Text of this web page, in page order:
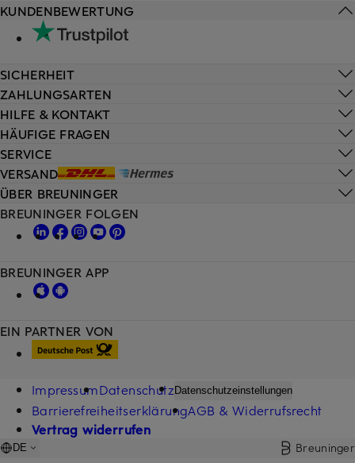
HILFE & KONTAKT
HÄUFIGE FRAGEN
SERVICE
VERSAND
KUNDENBEWERTUNG
SICHERHEIT
ZAHLUNGSARTEN
ÜBER BREUNINGER
EIN PARTNER VON
BREUNINGER FOLGEN
BREUNINGER APP
ImpressumDatenschutz Datenschutzeinstellungen
BarrierefreiheitserklärungAGB & Widerrufsrecht
Vertrag widerrufen
DE Breuninger